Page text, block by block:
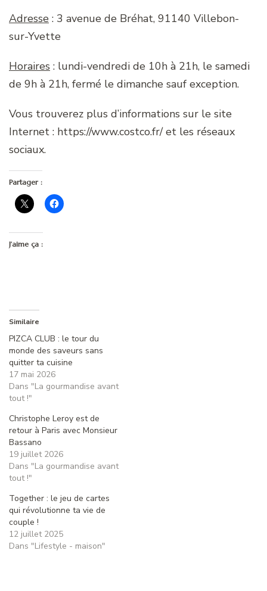
Adresse : 3 avenue de Bréhat, 91140 Villebon-
sur-Yvette
Horaires : lundi-vendredi de 10h à 21h, le samedi
de 9h à 21h, fermé le dimanche sauf exception.
Vous trouverez plus d’informations sur le site
Internet : https://www.costco.fr/ et les réseaux
sociaux.
Partager :
J’aime ça :
Similaire
PIZCA CLUB : le tour du
monde des saveurs sans
quitter ta cuisine
17 mai 2026
Dans "La gourmandise avant
tout !"
Christophe Leroy est de
retour à Paris avec Monsieur
Bassano
19 juillet 2026
Dans "La gourmandise avant
tout !"
Together : le jeu de cartes
qui révolutionne ta vie de
couple !
12 juillet 2025
Dans "Lifestyle - maison"